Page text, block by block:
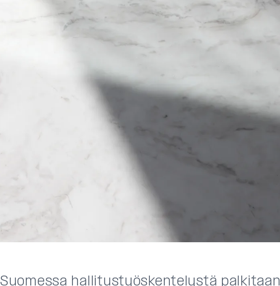
Suomessa hallitustyöskentelystä palkitaan